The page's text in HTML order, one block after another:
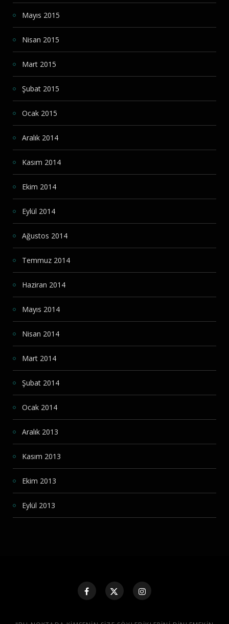
Mayıs 2015
Nisan 2015
Mart 2015
Şubat 2015
Ocak 2015
Aralık 2014
Kasım 2014
Ekim 2014
Eylül 2014
Ağustos 2014
Temmuz 2014
Haziran 2014
Mayıs 2014
Nisan 2014
Mart 2014
Şubat 2014
Ocak 2014
Aralık 2013
Kasım 2013
Ekim 2013
Eylül 2013